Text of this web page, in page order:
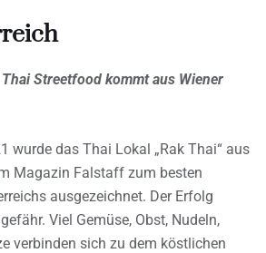
Streetfood kommt aus Wiener
wurde das Thai Lokal „Rak Thai“ aus
Magazin Falstaff zum besten
ausgezeichnet. Der Erfolg
Viel Gemüse, Obst, Nudeln,
verbinden sich zu dem köstlichen